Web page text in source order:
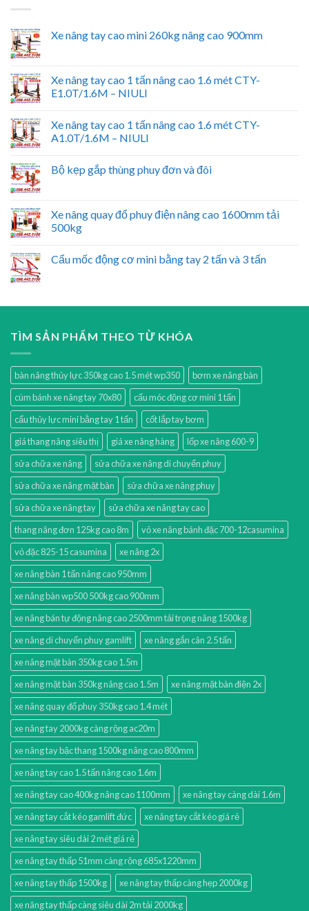
Xe nâng tay cao mini 260kg nâng cao 900mm
Xe nâng tay cao 1 tấn nâng cao 1.6 mét CTY-
E1.0T/1.6M – NIULI
Xe nâng tay cao 1 tấn nâng cao 1.6 mét CTY-
A1.0T/1.6M – NIULI
Bộ kẹp gắp thùng phuy đơn và đôi
Xe nâng quay đổ phuy điện nâng cao 1600mm tải
500kg
Cẩu mốc động cơ mini bằng tay 2 tấn và 3 tấn
TÌM SẢN PHẨM THEO TỪ KHÓA
bàn nâng thủy lực 350kg cao 1.5 mét wp350
bơm xe nâng bàn
cùm bánh xe nâng tay 70x80
cẩu móc động cơ mini 1 tấn
cẩu thủy lực mini bằng tay 1 tấn
cốt lắp tay bơm
giá thang nâng siêu thị
giá xe nâng hàng
lốp xe nâng 600-9
sửa chữa xe nâng
sửa chữa xe nâng di chuyển phuy
sửa chữa xe nâng mặt bàn
sửa chữa xe nâng phuy
sửa chữa xe nâng tay
sửa chữa xe nâng tay cao
thang nâng đơn 125kg cao 8m
vỏ xe nâng bánh đặc 700-12casumina
vỏ đặc 825-15 casumina
xe nâng 2x
xe nâng bàn 1 tấn nâng cao 950mm
xe nâng bàn wp500 500kg cao 900mm
xe nâng bán tự động nâng cao 2500mm tải trọng nâng 1500kg
xe nâng di chuyển phuy gamlift
xe nâng gắn cân 2.5 tấn
xe nâng mặt bàn 350kg cao 1.5m
xe nâng mặt bàn 350kg nâng cao 1.5m
xe nâng mặt bàn điện 2x
xe nâng quay đổ phuy 350kg cao 1.4 mét
xe nâng tay 2000kg càng rộng ac20m
xe nâng tay bậc thang 1500kg nâng cao 800mm
xe nâng tay cao 1.5 tấn nâng cao 1.6m
xe nâng tay cao 400kg nâng cao 1100mm
xe nâng tay càng dài 1.6m
xe nâng tay cắt kéo gamlift đức
xe nâng tay cắt kéo giá rẻ
xe nâng tay siêu dài 2 mét giá rẻ
xe nâng tay thấp 51mm càng rộng 685x1220mm
xe nâng tay thấp 1500kg
xe nâng tay thấp càng hẹp 2000kg
xe nâng tay thấp càng siêu dài 2m tải 2000kg